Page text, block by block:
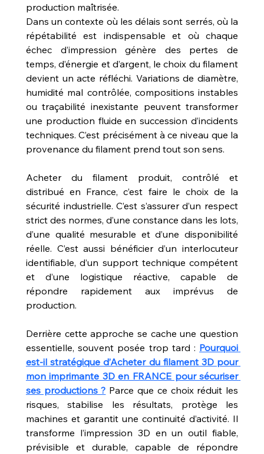
production maîtrisée.
Dans un contexte où les délais sont serrés, où la
répétabilité est indispensable et où chaque
échec d’impression génère des pertes de
temps, d’énergie et d’argent, le choix du filament
devient un acte réfléchi. Variations de diamètre,
humidité mal contrôlée, compositions instables
ou traçabilité inexistante peuvent transformer
une production fluide en succession d’incidents
techniques. C’est précisément à ce niveau que la
provenance du filament prend tout son sens.
Acheter du filament produit, contrôlé et
distribué en France, c’est faire le choix de la
sécurité industrielle. C’est s’assurer d’un respect
strict des normes, d’une constance dans les lots,
d’une qualité mesurable et d’une disponibilité
réelle. C’est aussi bénéficier d’un interlocuteur
identifiable, d’un support technique compétent
et d’une logistique réactive, capable de
répondre rapidement aux imprévus de
production.
Derrière cette approche se cache une question
essentielle, souvent posée trop tard : Pourquoi
est-il stratégique d’Acheter du filament 3D pour
mon imprimante 3D en FRANCE pour sécuriser
ses productions ? Parce que ce choix réduit les
risques, stabilise les résultats, protège les
machines et garantit une continuité d’activité. Il
transforme l’impression 3D en un outil fiable,
prévisible et durable, capable de répondre